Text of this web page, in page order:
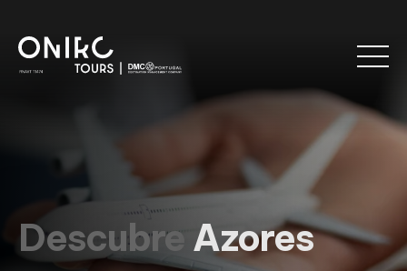
Descubre Azores